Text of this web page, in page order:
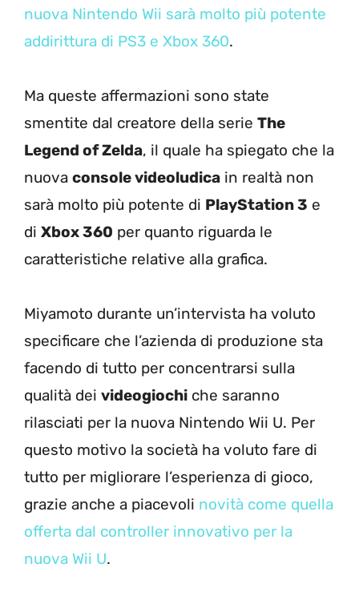
nuova Nintendo Wii sarà molto più potente
addirittura di PS3 e Xbox 360.
Ma queste affermazioni sono state
smentite dal creatore della serie The
Legend of Zelda, il quale ha spiegato che la
nuova console videoludica in realtà non
sarà molto più potente di PlayStation 3 e
di Xbox 360 per quanto riguarda le
caratteristiche relative alla grafica.
Miyamoto durante un’intervista ha voluto
specificare che l’azienda di produzione sta
facendo di tutto per concentrarsi sulla
qualità dei videogiochi che saranno
rilasciati per la nuova Nintendo Wii U. Per
questo motivo la società ha voluto fare di
tutto per migliorare l’esperienza di gioco,
grazie anche a piacevoli novità come quella
offerta dal controller innovativo per la
nuova Wii U.